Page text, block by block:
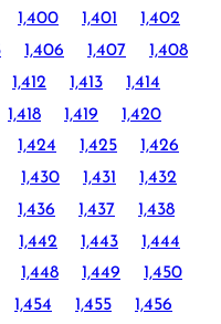
1,400 1,401
1,402
1,406 1,407
1,408
1,412 1,413
1,414
1,418 1,419
1,420
1,424 1,425
1,426
1,430 1,431
1,432
1,436 1,437
1,438
1,442 1,443
1,444
1,448 1,449
1,450
1,454 1,455
1,456